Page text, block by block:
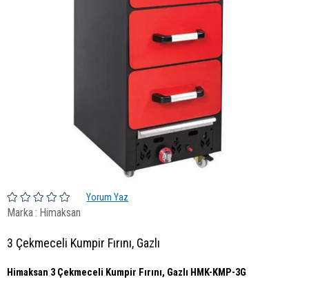
Yorum Yaz
Marka : Himaksan
3 Çekmeceli Kumpir Fırını, Gazlı
Himaksan 3 Çekmeceli Kumpir Fırını, Gazlı HMK-KMP-3G